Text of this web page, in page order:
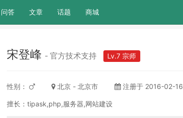
问答 文章 话题 商城
宋登峰 - 官方技术支持 Lv.7 宗师
性别： 北京 - 北京市 注册于 2016-02-16
擅长：tipask,php,服务器,网站建设